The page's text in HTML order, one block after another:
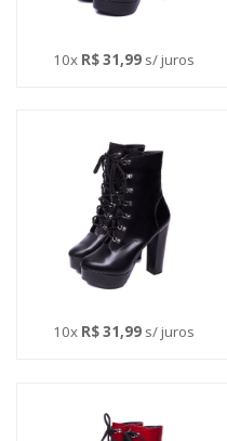
10x R$ 31,99s/ juros
10x R$ 31,99s/ juros